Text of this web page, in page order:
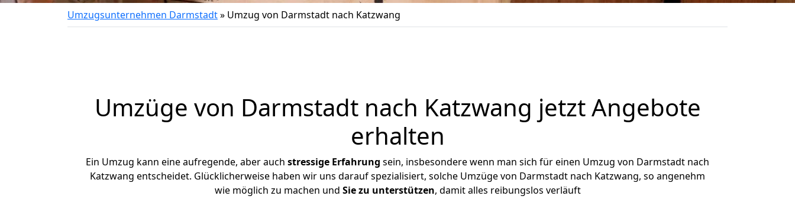
Umzugsunternehmen Darmstadt» Umzug von Darmstadt nach Katzwang
Umzüge von Darmstadt nach Katzwang jetzt Angebote
erhalten
Ein Umzug kann eine aufregende, aber auch stressige Erfahrung sein, insbesondere wenn man sich für einen Umzug von Darmstadt nach
Katzwang entscheidet. Glücklicherweise haben wir uns darauf spezialisiert, solche Umzüge von Darmstadt nach Katzwang, so angenehm
wie möglich zu machen und Sie zu unterstützen, damit alles reibungslos verläuft